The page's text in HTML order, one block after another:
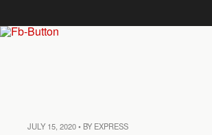
JULY 15, 2020 • BY EXPRESS